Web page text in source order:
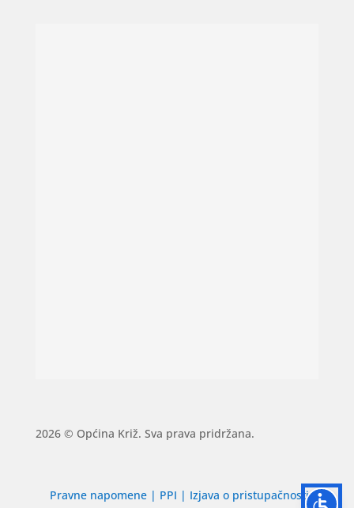
2026 © Općina Križ. Sva prava pridržana.
Pravne napomene | PPI | Izjava o pristupačnosti|